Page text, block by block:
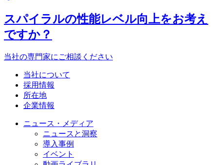
スパイラルの性能レベル向上をお考え
ですか？
当社の専門家にご相談ください
当社について
採用情報
所在地
企業情報
ニュース・メディア
ニュースと洞察
導入事例
イベント